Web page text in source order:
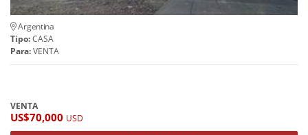
Argentina
Tipo:CASA
Para:VENTA
VENTA
US$70,000 USD